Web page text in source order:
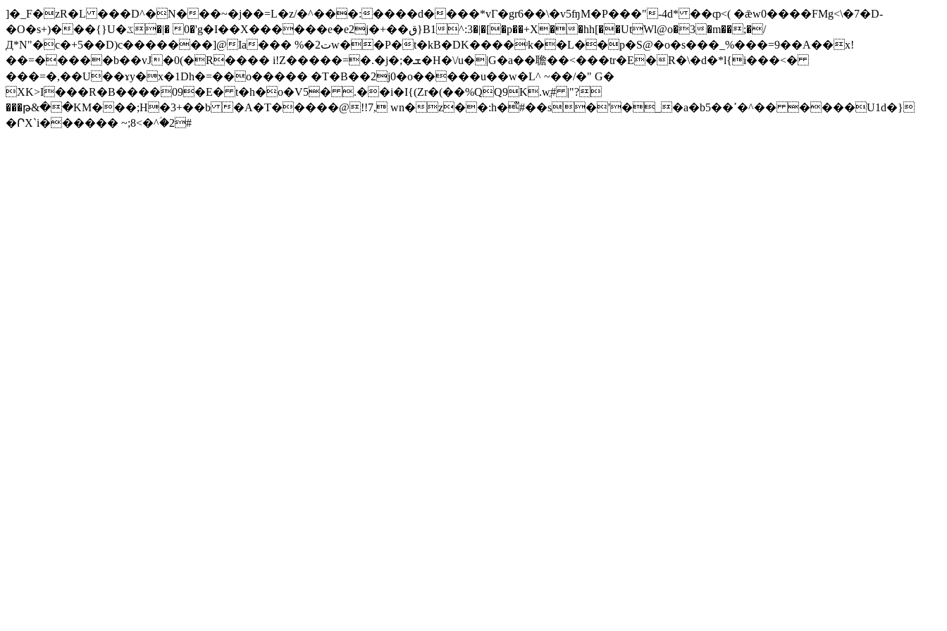
]�_F�zR�L ���D^�N���~�j��=L�z/�^���:����d����*vГ�gr6��\�v5ʩM�P���"-4d* ��ȹ<( �ǣw0����FMg<\�7�D-
�O�s+)���{}U�ػ�|� 0�'g�I��X������e�e2j�+��ق}B1^:3�|�[�p��+X��hh[��UtWl@o�3�m��;�/
Д*N"�c�+5��D)c�������]@Ia��� %�2تw��P�t�kB�DK����ʴk��L��p�S@�o�s���_%���=9��A��x!
��=�����b��vJ�0(�R���� i!Z�����=�.�j�;�ܫ�H�\/u�|G�a��聸��<���tr�E�R�\�d�*l{i���<�
���=�,��U��ɤy�x�1Dh�=��o����� �T�B��2j0�o�����u��w�L^ ~��/�" G�
XK>I���R�B����09�E� t�h�o�V5� .��i�I{(Zr�(��%QQ9K.wֲ# |"?
���թ&��KM���;H�3+��b �A�T�����@!!7, wn�z��:h�̐#��s�'�_�a�b5��ߴ�^�� ����U1d�}
�ՐX`i������ ~;8<�^ؑ�2#